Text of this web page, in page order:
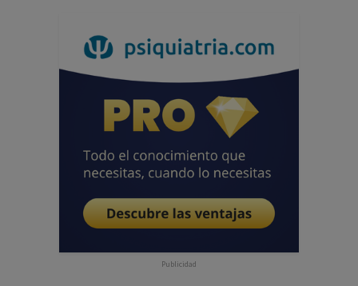
Publicidad